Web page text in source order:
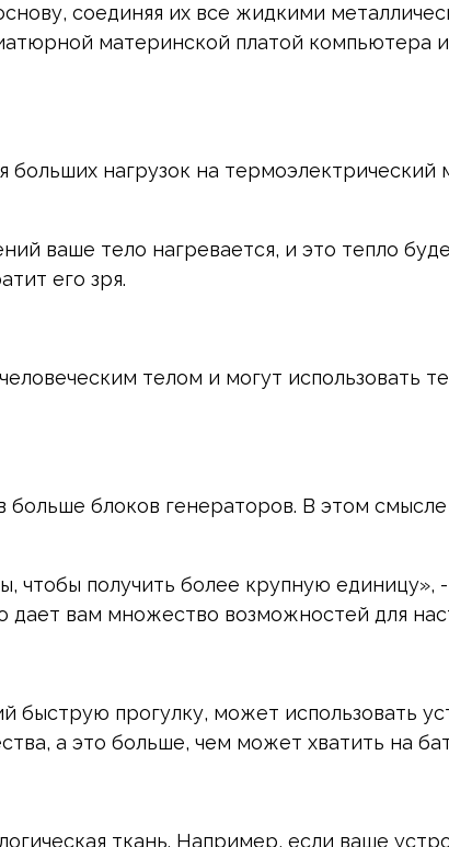
соединяя их все жидкими
материнской платой компьютера
нагрузок на
ваше тело нагревается, и это тепло
его зря.
телом и могут использовать
блоков генераторов. В этом
получить более крупную единицу»,
вам множество возможностей для
быструю прогулку, может использовать
а это больше, чем может хватить на
ткань. Например, если ваше